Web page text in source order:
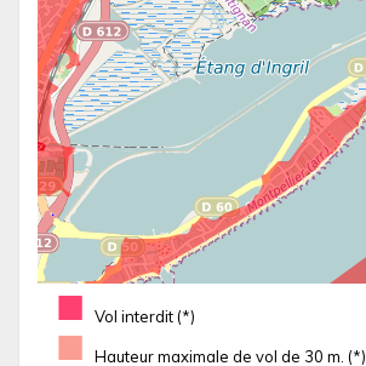
■ Vol interdit (*)
■ Hauteur maximale de vol de 30 m. (*)